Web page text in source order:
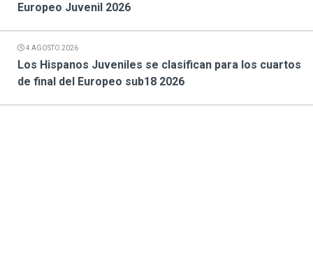
Europeo Juvenil 2026
4 AGOSTO 2026
Los Hispanos Juveniles se clasifican para los cuartos
de final del Europeo sub18 2026